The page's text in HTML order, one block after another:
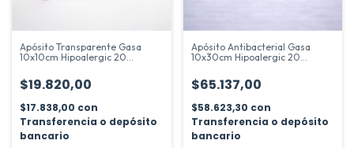
Apósito Transparente Gasa
10x10cm Hipoalergic 20
$19.820,00
$17.838,00 con
Transferencia o depósito
bancario
Apósito Antibacterial Gasa
10x30cm Hipoalergic 20
$65.137,00
$58.623,30 con
Transferencia o depósito
bancario